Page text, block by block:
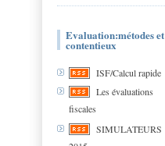
Evaluation:métodes et
contentieux
ISF/Calcul rapide
Les évaluations
fiscales
SIMULATEURS